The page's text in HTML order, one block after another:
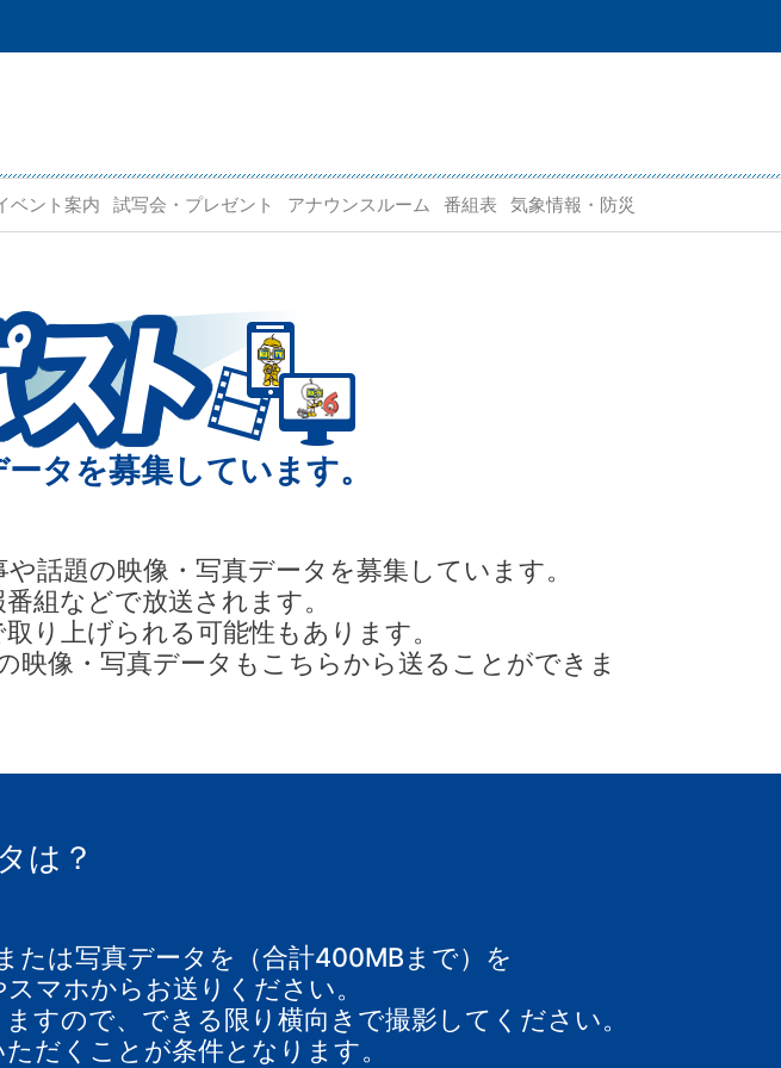
ベント案内 試写会・プレゼント アナウンスルーム 番組表 気象情報・防災
タを募集しています。
話題の映像・写真データを募集しています。
組などで放送されます。
り上げられる可能性もあります。
像・写真データもこちらから送ることができま
は？
たは写真データを（合計400MBまで）を
マホからお送りください。
すので、できる限り横向きで撮影してください。
だくことが条件となります。